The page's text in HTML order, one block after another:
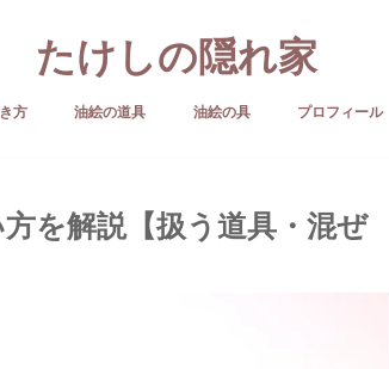
たけしの隠れ家
方 油絵の道具 油絵の具 プロフィール
を解説【扱う道具・混ぜ